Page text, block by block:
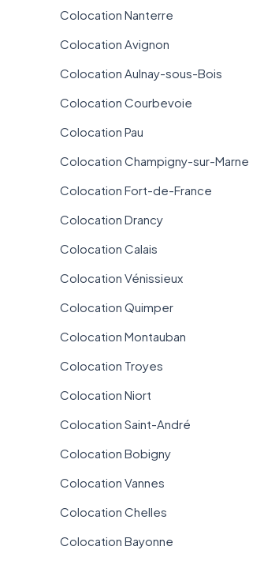
Colocation Nanterre
Colocation Avignon
Colocation Aulnay-sous-Bois
Colocation Courbevoie
Colocation Pau
Colocation Champigny-sur-Marne
Colocation Fort-de-France
Colocation Drancy
Colocation Calais
Colocation Vénissieux
Colocation Quimper
Colocation Montauban
Colocation Troyes
Colocation Niort
Colocation Saint-André
Colocation Bobigny
Colocation Vannes
Colocation Chelles
Colocation Bayonne